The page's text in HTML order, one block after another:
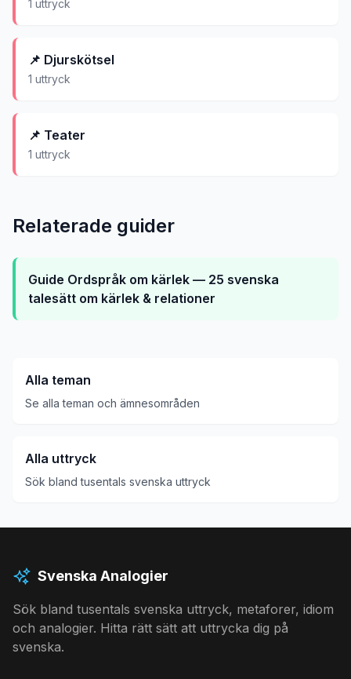
1 uttryck
📌 Djurskötsel
1 uttryck
📌 Teater
1 uttryck
Relaterade guider
Guide Ordspråk om kärlek — 25 svenska
talesätt om kärlek & relationer
Alla teman
Se alla teman och ämnesområden
Alla uttryck
Sök bland tusentals svenska uttryck
Svenska Analogier
Sök bland tusentals svenska uttryck, metaforer, idiom
och analogier. Hitta rätt sätt att uttrycka dig på
svenska.